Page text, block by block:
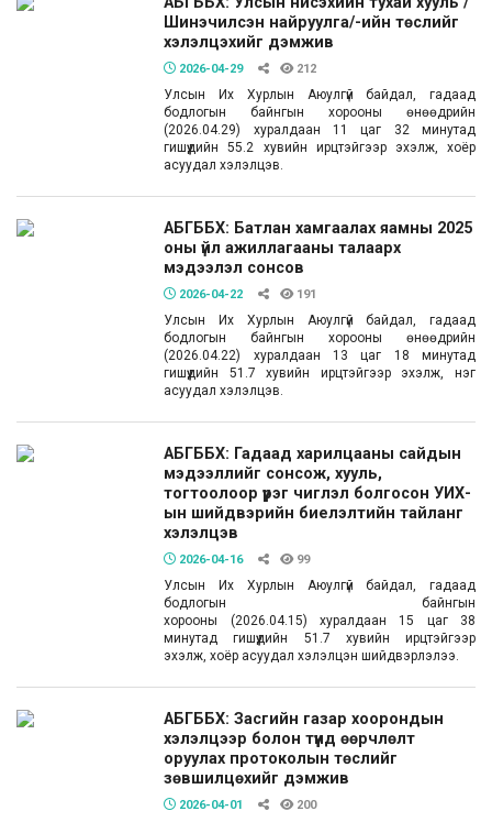
Шинэчилсэн найруулга/-ийн төслийг
хэлэлцэхийг дэмжив
2026-04-29 212
Улсын Их Хурлын Аюулгүй байдал, гадаад
бодлогын байнгын хорооны өнөөдрийн
(2026.04.29) хуралдаан 11 цаг 32 минутад
гишүүдийн 55.2 хувийн ирцтэйгээр эхэлж, хоёр
асуудал хэлэлцэв.
АБГББХ: Батлан хамгаалах яамны 2025
оны үйл ажиллагааны талаарх
мэдээлэл сонсов
2026-04-22 191
Улсын Их Хурлын Аюулгүй байдал, гадаад
бодлогын байнгын хорооны өнөөдрийн
(2026.04.22) хуралдаан 13 цаг 18 минутад
гишүүдийн 51.7 хувийн ирцтэйгээр эхэлж, нэг
асуудал хэлэлцэв.
АБГББХ: Гадаад харилцааны сайдын
мэдээллийг сонсож, хууль,
тогтоолоор үүрэг чиглэл болгосон УИХ-
ын шийдвэрийн биелэлтийн тайланг
хэлэлцэв
2026-04-16 99
Улсын Их Хурлын Аюулгүй байдал, гадаад
бодлогын байнгын
хорооны (2026.04.15) хуралдаан 15 цаг 38
минутад гишүүдийн 51.7 хувийн ирцтэйгээр
эхэлж, хоёр асуудал хэлэлцэн шийдвэрлэлээ.
АБГББХ: Засгийн газар хоорондын
хэлэлцээр болон түүнд өөрчлөлт
оруулах протоколын төслийг
зөвшилцөхийг дэмжив
2026-04-01 200